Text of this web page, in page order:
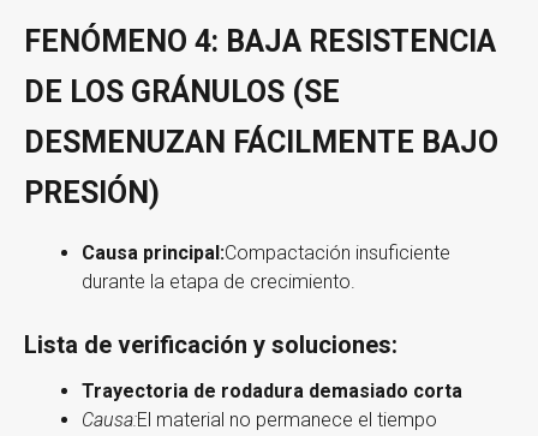
FENÓMENO 4: BAJA RESISTENCIA
DE LOS GRÁNULOS (SE
DESMENUZAN FÁCILMENTE BAJO
PRESIÓN)
Causa principal:Compactación insuficiente
durante la etapa de crecimiento.
Lista de verificación y soluciones:
Trayectoria de rodadura demasiado corta
Causa:El material no permanece el tiempo